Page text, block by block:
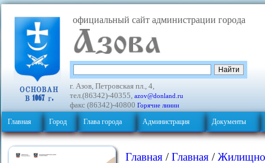
официальный сайт администрации города
г. Азов, Петровская пл., 4,
тел.(86342)-40355, azov@donland.ru
факс (86342)-40800 Горячие линии
Главная Город Глава города Администрация Документы
Главная /Главная /